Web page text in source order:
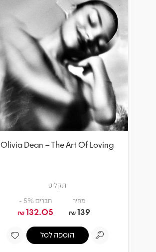
Olivia Dean – The Art Of Loving
תקליט
מחיר
139
₪
חברים 5% -
132.05
₪
הוספה לסל